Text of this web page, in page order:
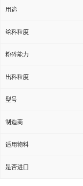
用途
给料粒度
粉碎能力
出料粒度
型号
制造商
适用物料
是否进口